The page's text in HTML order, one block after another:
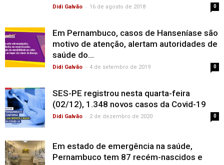
Didi Galvão - 16 de agosto de 2018 0
Em Pernambuco, casos de Hanseníase são
motivo de atenção, alertam autoridades de
saúde do...
Didi Galvão - 4 de setembro de 2019 0
SES-PE registrou nesta quarta-feira
(02/12), 1.348 novos casos da Covid-19
Didi Galvão - 2 de dezembro de 2020 0
Em estado de emergência na saúde,
Pernambuco tem 87 recém-nascidos e